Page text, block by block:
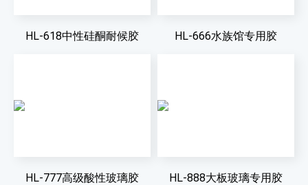
HL-618中性硅酮耐候胶 HL-666水族馆专用胶
HL-777高级酸性玻璃胶 HL-888大板玻璃专用胶